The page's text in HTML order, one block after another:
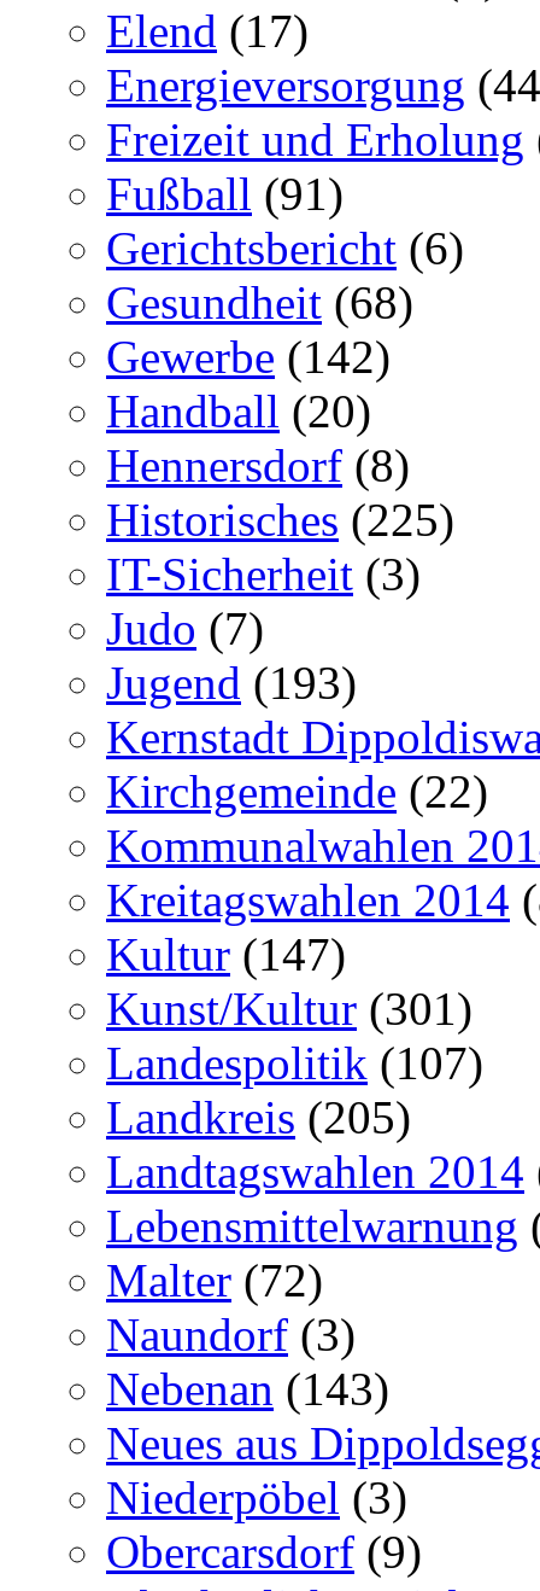
Elend (17)
Energieversorgung
Freizeit und Erholung
Fußball (91)
Gerichtsbericht (6)
Gesundheit (68)
Gewerbe (142)
Handball (20)
Hennersdorf (8)
Historisches (225)
IT-Sicherheit (3)
Judo (7)
Jugend (193)
Kernstadt
Kirchgemeinde (22)
Kommunalwahlen
Kreitagswahlen 2014
Kultur (147)
Kunst/Kultur (301)
Landespolitik (107)
Landkreis (205)
Landtagswahlen 2014
Lebensmittelwarnung
Malter (72)
Naundorf (3)
Nebenan (143)
Neues aus
Niederpöbel (3)
Obercarsdorf (9)